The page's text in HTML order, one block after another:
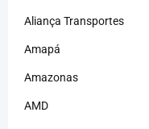
Aliança Transportes
Amapá
Amazonas
AMD